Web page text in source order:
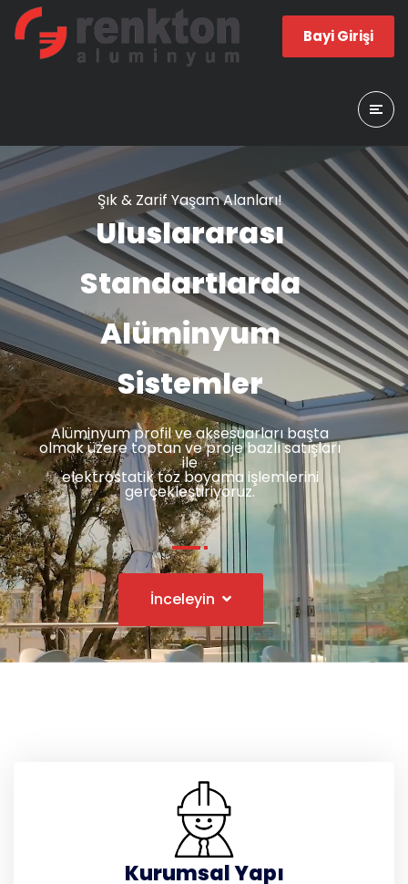
Bayi Girişi
Şık & Zarif Yaşam Alanları!
Uluslararası
Standartlarda
Alüminyum
Sistemler
Alüminyum profil ve aksesuarları başta
olmak üzere toptan ve proje bazlı satışları
ile
elektrostatik toz boyama işlemlerini
gerçekleştiriyoruz.
İnceleyin
Kurumsal Yapı